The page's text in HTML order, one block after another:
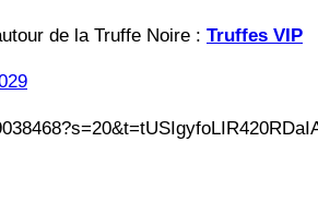
de la Truffe Noire : Truffes VIP